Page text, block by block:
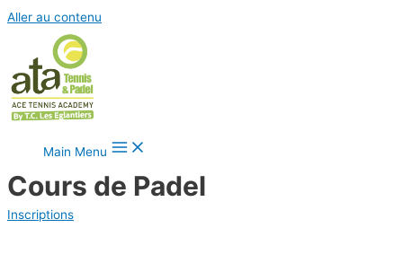
Aller au contenu
Main Menu
Cours de Padel
Inscriptions